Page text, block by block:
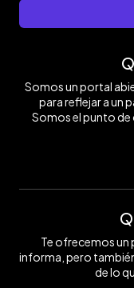
Somos un portal
para reflejar a un
Somos el punto de
Te ofrecemos
informa, pero
de lo